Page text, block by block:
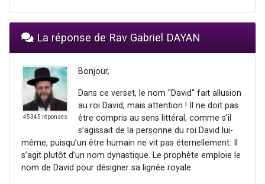
La réponse de Rav Gabriel DAYAN
45345 réponses
Bonjour,
Dans ce verset, le nom "David" fait allusion
au roi David, mais attention ! Il ne doit pas
être compris au sens littéral, comme s’il
s’agissait de la personne du roi David lui-
même, puisqu’un être humain ne vit pas éternellement. Il
s’agit plutôt d’un nom dynastique. Le prophète emploie le
nom de David pour désigner sa lignée royale.